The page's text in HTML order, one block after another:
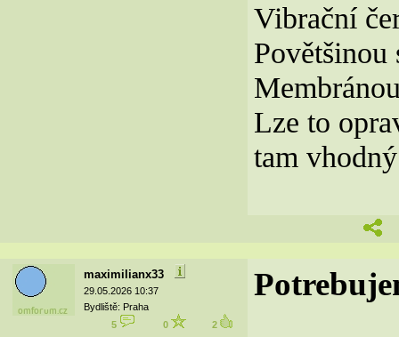
Vibrační
Povětšinou
Lze to
tam
maximilianx33
29.05.2026 10:37
Bydliště: Praha
5
0 2